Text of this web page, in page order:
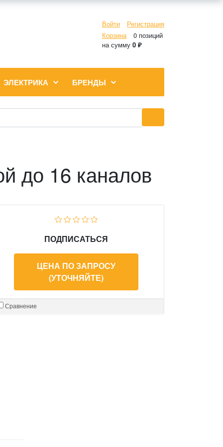
Войти
Регистрация
Корзина
0 позиций
на сумму 0 ₽
ЭЛЕКТРИКА БРЕНДЫ
до 16 каналов
ПОДПИСАТЬСЯ
ЦЕНА ПО ЗАПРОСУ
(УТОЧНЯЙТЕ)
Сравнение